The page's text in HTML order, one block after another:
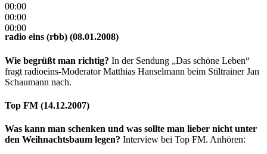
00:00
00:00
00:00
radio eins (rbb) (08.01.2008)
Wie begrüßt man richtig? In der Sendung „Das schöne Leben“
fragt radioeins-Moderator Matthias Hanselmann beim Stiltrainer Jan
Schaumann nach.
Top FM (14.12.2007)
Was kann man schenken und was sollte man lieber nicht unter
den Weihnachtsbaum legen? Interview bei Top FM. Anhören: